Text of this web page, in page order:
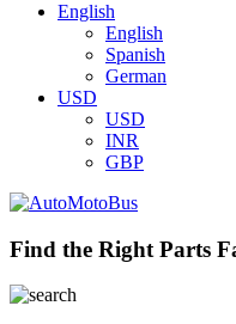
English
English
Spanish
German
USD
USD
INR
GBP
Find the Right Parts